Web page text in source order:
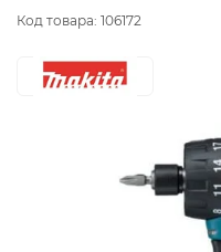
Код товара: 106172